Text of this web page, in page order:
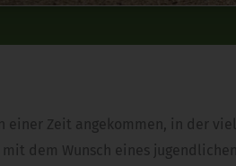
einer Zeit angekommen, in der
dem Wunsch eines